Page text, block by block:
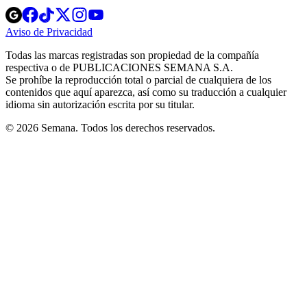
Opens
in
new
Opens
in
new
Opens
in
new
window
Opens
new
windowwindow
Aviso de Privacidad
new
window
Todas las marcas registradas son propiedad de la compañía
respectiva o de PUBLICACIONES SEMANA S.A.
Se prohíbe la reproducción total o parcial de cualquiera de los
contenidos que aquí aparezca, así como su traducción a cualquier
idioma sin autorización escrita por su titular.
© 2026 Semana. Todos los derechos reservados.